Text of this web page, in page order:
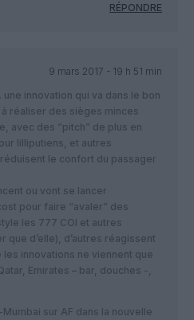
RÉPONDRE
9 mars 2017 - 19 h 51 min
innovation qui va dans le bon
réaliser des sièges minces
avec des “pitch” de plus en
lilliputiens, et autres
le confort du passager
ou vont se lancer
pour faire “avaler” des
les 777 COI et autres
que d’elle), d’autres réagissent
les innovations ne viennent que
Emirates – bar, douches -,
sur AF dans la nouvelle